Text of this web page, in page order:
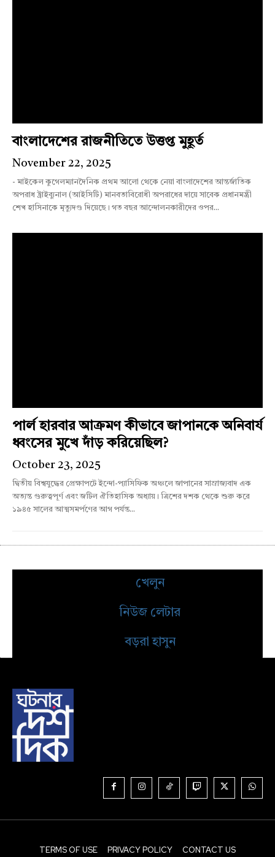
বাংলাদেশের রাজনীতিতে উত্তপ্ত মুহূর্ত
November 22, 2025
- মাইকেল কুগেলম্যানদৈনিক প্রথম আলো থেকে নেয়া বাংলাদেশের আন্তর্জাতিক
অপরাধ ট্রাইব্যুনাল (আইসিটি) মানবতাবিরোধী অপরাধের দায়ে সাবেক প্রধানমন্ত্রী
শেখ হাসিনাকে মৃত্যুদণ্ড দিয়েছে। গত বছর আন্দোলনকারীদের ওপর...
পার্ল হারবার আক্রমণ কীভাবে জাপানকে অনিবার্য
ধ্বংসের মুখে দাঁড় করিয়েছিল?
October 23, 2025
দ্বিতীয় বিশ্বযুদ্ধের প্রেক্ষাপটে ইন্দো-প্যাসিফিক অঞ্চলে জাপানের সাম্রাজ্যবাদ এক
অত্যন্ত গুরুত্বপূর্ণ এবং জটিল ঐতিহাসিক অধ্যায়। ত্রিশের দশক থেকে শুরু করে
১৯৪৫ সালের আত্মসমর্পণের আগ পর্যন্ত...
খেলুন
নিউজ লেটার
বড়রা হাসুন
TERMS OF USE PRIVACY POLICY CONTACT US